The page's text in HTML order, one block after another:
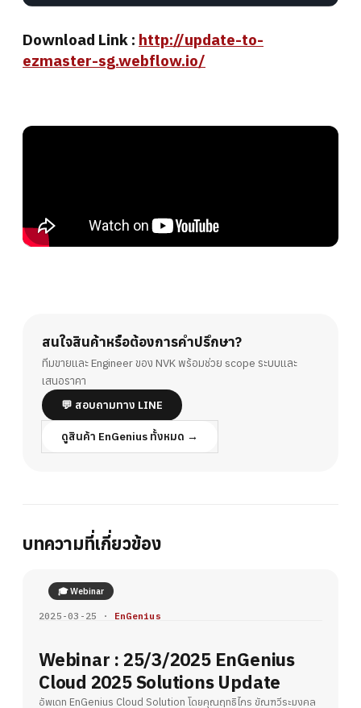
Download Link : http://update-to-
ezmaster-sg.webflow.io/
สนใจสินค้าหรือต้องการคำปรึกษา?
ทีมขายและ Engineer ของ NVK พร้อมช่วย scope ระบบและ
เสนอราคา
💬 สอบถามทาง LINE
ดูสินค้า EnGenius ทั้งหมด →
บทความที่เกี่ยวข้อง
🎓 Webinar
2025-03-25 · EnGenius
Webinar : 25/3/2025 EnGenius
Cloud 2025 Solutions Update
อัพเดท EnGenius Cloud Solution โดยคุณฤทธิไกร ขัณฑวีระมงคล